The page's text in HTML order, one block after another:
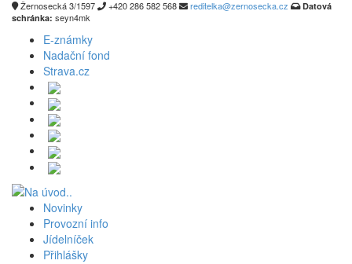
Žernosecká 3/1597 +420 286 582 568 reditelka@zernosecka.cz
Datová
schránka: seyn4mk
E-známky
Nadační fond
Strava.cz
Novinky
Provozní info
Jídelníček
Přihlášky